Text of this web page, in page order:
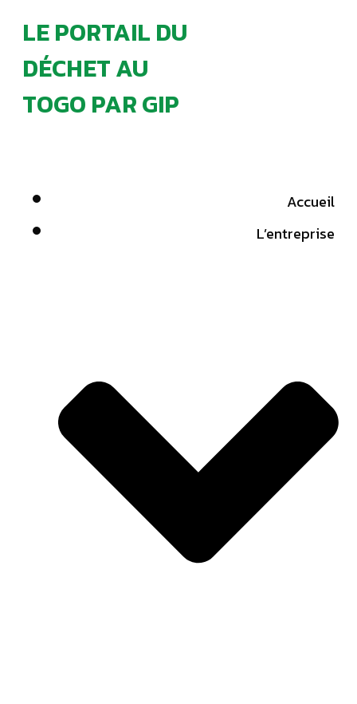
LE PORTAIL DU
DÉCHET AU
TOGO PAR GIP
Accueil
L’entreprise